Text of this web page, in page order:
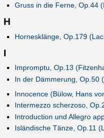
Gruss in die Ferne, Op.44
H
Hornesklänge, Op.179
I
Impromptu, Op.13
In der Dämmerung, Op.50
Innocence (Bülow, Hans
Intermezzo scherzoso,
Introduction und Allegro
Isländische Tänze, Op.11